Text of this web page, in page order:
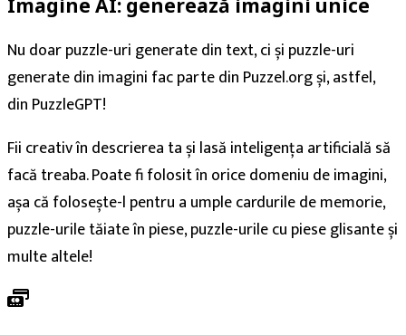
Nu doar puzzle-uri generate din text, ci și puzzle-uri
generate din imagini fac parte din Puzzel.org și, astfel,
din PuzzleGPT!
Fii creativ în descrierea ta și lasă inteligența artificială să
facă treaba. Poate fi folosit în orice domeniu de imagini,
așa că folosește-l pentru a umple cardurile de memorie,
puzzle-urile tăiate în piese, puzzle-urile cu piese glisante și
multe altele!